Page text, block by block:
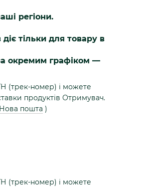
регіони.
тільки для товару в
окремим графіком —
(трек-номер) і можете
продуктів Отримувач.
Нова пошта )
(трек-номер) і можете